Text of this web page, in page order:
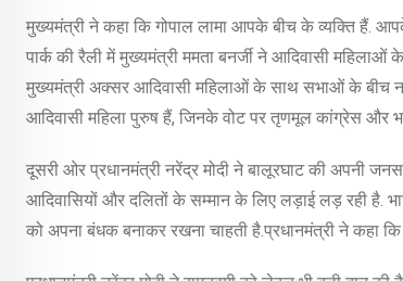
मुख्यमंत्री ने कहा कि गोपाल लामा आपके बीच के व्यक्ति हैं.
पार्क की रैली में मुख्यमंत्री ममता बनर्जी ने आदिवासी महिलाओं
मुख्यमंत्री अक्सर आदिवासी महिलाओं के साथ सभाओं के बीच
आदिवासी महिला पुरुष हैं, जिनके वोट पर तृणमूल कांग्रेस और
दूसरी ओर प्रधानमंत्री नरेंद्र मोदी ने बालूरघाट की अपनी
आदिवासियों और दलितों के सम्मान के लिए लड़ाई लड़ रही है.
को अपना बंधक बनाकर रखना चाहती है.प्रधानमंत्री ने कहा